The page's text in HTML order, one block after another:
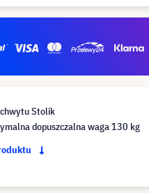
Stolik
dopuszczalna waga 130 kg